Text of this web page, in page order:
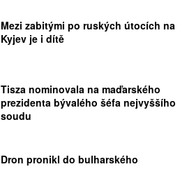
Mezi zabitými po ruských útocích na
Kyjev je i dítě
Tisza nominovala na maďarského
prezidenta bývalého šéfa nejvyššího
soudu
Dron pronikl do bulharského